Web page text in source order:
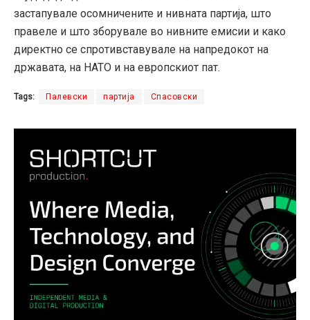
застапувале осомничените и нивната партија, што
правеле и што зборувале во нивните емисии и како
директно се спротивставувале на напредокот на
државата, на НАТО и на европскиот пат.
Tags: Палевски партија Спасовски